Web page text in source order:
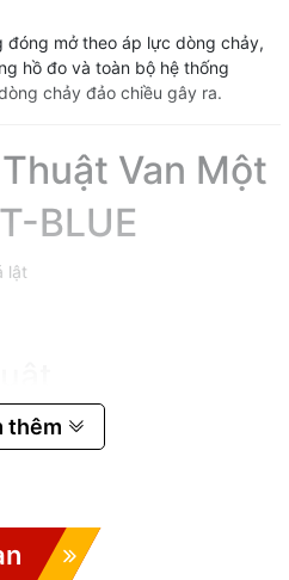
mở theo áp lực dòng chảy,
hồ đo và toàn bộ hệ thống
chảy đảo chiều gây ra.
Van Một
BLUE
lật
3 / BS5153
2 / BS4504, ISO 7005-2
thêm